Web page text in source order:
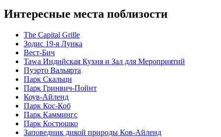
Интересные места поблизости
The Capital Grille
Зодис 19-я Лунка
Вест-Бич
Tawa Индийская Кухня и Зал для Мероприятий
Пуэрто Вальярта
Парк Скальци
Парк Гринвич-Пойнт
Коув-Айленд
Парк Кос-Коб
Парк Каммингс
Парк Костюшко
Заповедник дикой природы Ков-Айленд